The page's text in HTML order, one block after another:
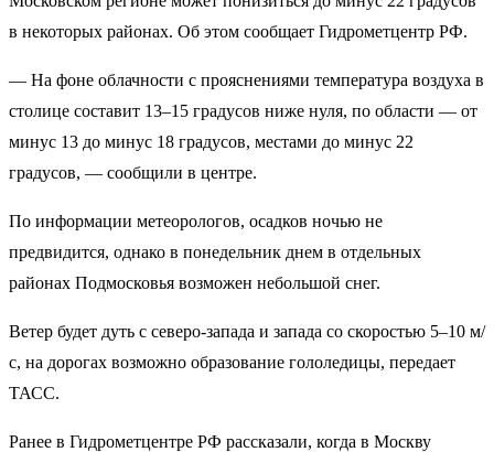
в некоторых районах. Об этом сообщает Гидрометцентр РФ.
— На фоне облачности с прояснениями температура воздуха в
столице составит 13–15 градусов ниже нуля, по области — от
минус 13 до минус 18 градусов, местами до минус 22
градусов, — сообщили в центре.
По информации метеорологов, осадков ночью не
предвидится, однако в понедельник днем в отдельных
районах Подмосковья возможен небольшой снег.
Ветер будет дуть с северо-запада и запада со скоростью 5–10 м/
с, на дорогах возможно образование гололедицы, передает
ТАСС.
Ранее в Гидрометцентре РФ рассказали, когда в Москву